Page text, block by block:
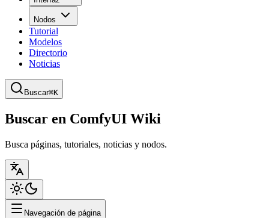
Nodos
Tutorial
Modelos
Directorio
Noticias
Buscar⌘K
Buscar en ComfyUI Wiki
Busca páginas, tutoriales, noticias y nodos.
Navegación de página